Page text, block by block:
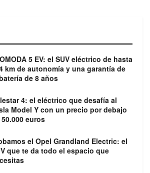
5 EV: el SUV eléctrico de hasta
km de autonomía y una garantía de
de 8 años
4: el eléctrico que desafía al
Model Y con un precio por debajo
euros
el Opel Grandland Electric: el
que te da todo el espacio que